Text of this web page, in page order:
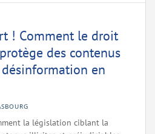
! Comment le droit
des contenus
en
la législation ciblant la